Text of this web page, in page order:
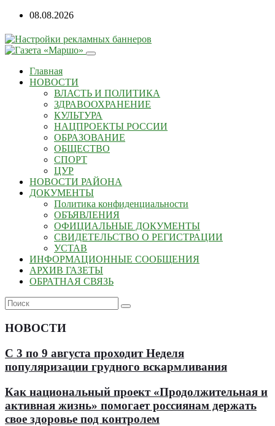
08.08.2026
Главная
НОВОСТИ
ВЛАСТЬ И ПОЛИТИКА
ЗДРАВООХРАНЕНИЕ
КУЛЬТУРА
НАЦПРОЕКТЫ РОССИИ
ОБРАЗОВАНИЕ
ОБЩЕСТВО
СПОРТ
ЦУР
НОВОСТИ РАЙОНА
ДОКУМЕНТЫ
Политика конфиденциальности
ОБЪЯВЛЕНИЯ
ОФИЦИАЛЬНЫЕ ДОКУМЕНТЫ
СВИДЕТЕЛЬСТВО О РЕГИСТРАЦИИ
УСТАВ
ИНФОРМАЦИОННЫЕ СООБЩЕНИЯ
АРХИВ ГАЗЕТЫ
ОБРАТНАЯ СВЯЗЬ
НОВОСТИ
С 3 по 9 августа проходит Неделя
популяризации грудного вскармливания
Как национальный проект «Продолжительная и
активная жизнь» помогает россиянам держать
свое здоровье под контролем